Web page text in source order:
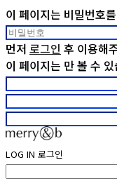
이 페이지는 비밀번호
먼저 로그인 후 이용해
이 페이지는 만 볼 수
LOG IN 로그인